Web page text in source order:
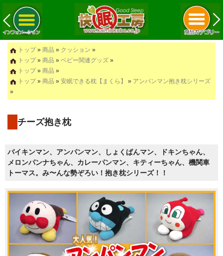
トップ» 商品 » クッション »
トップ» 商品 » ベビー関連グッズ »
トップ» 商品 »
トップ» 商品 » 安眠できる枕【まくら】 » アンパンマン抱き枕シリーズ
»
チーズ抱き枕
バイキンマン、アンパンマン、しょくぱんマン、ドキンちゃん、
メロンパンナちゃん、カレーパンマン、キティーちゃん、機関車
トーマス。み〜んな勢ぞろい！抱き枕シリーズ！！